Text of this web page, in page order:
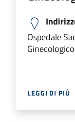
Ospedale
LEGGI DI PIÙ